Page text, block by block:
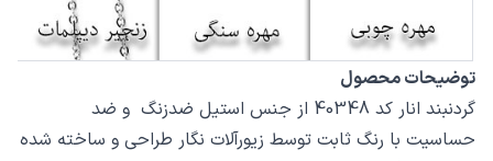
توضیحات محصول
گردنبند انار کد 40348 از جنس استیل ضدزنگ و ضد
حساسیت با رنگ ثابت توسط زیورآلات نگار طراحی و ساخته شده